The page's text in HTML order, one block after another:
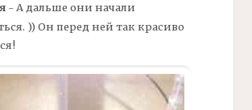
- А дальше они начали
)) Он перед ней так красиво